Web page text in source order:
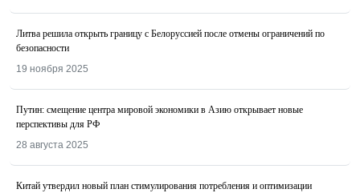
Литва решила открыть границу с Белоруссией после отмены ограничений по
безопасности
19 ноября 2025
Путин: смещение центра мировой экономики в Азию открывает новые
перспективы для РФ
28 августа 2025
Китай утвердил новый план стимулирования потребления и оптимизации